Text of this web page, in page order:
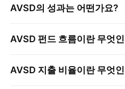
AVSD의 성과는 어떤가요?
AVSD 펀드 흐름이란 무엇
AVSD 지출 비율이란 무엇